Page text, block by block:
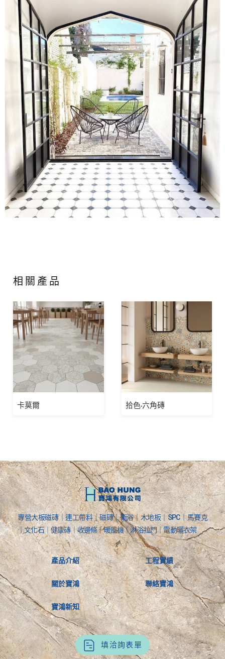
相關產品
卡莫爾 拾色-六角磚
專營大板磁磚｜連工帶料｜磁磚｜衛浴｜木地板｜SPC｜馬賽克
｜文化石｜健康磚｜收邊條｜暖風機｜淋浴拉門｜電動曬衣架
產品介紹
關於寶鴻
寶鴻新知
工程實績
聯絡寶鴻
填洽詢表單